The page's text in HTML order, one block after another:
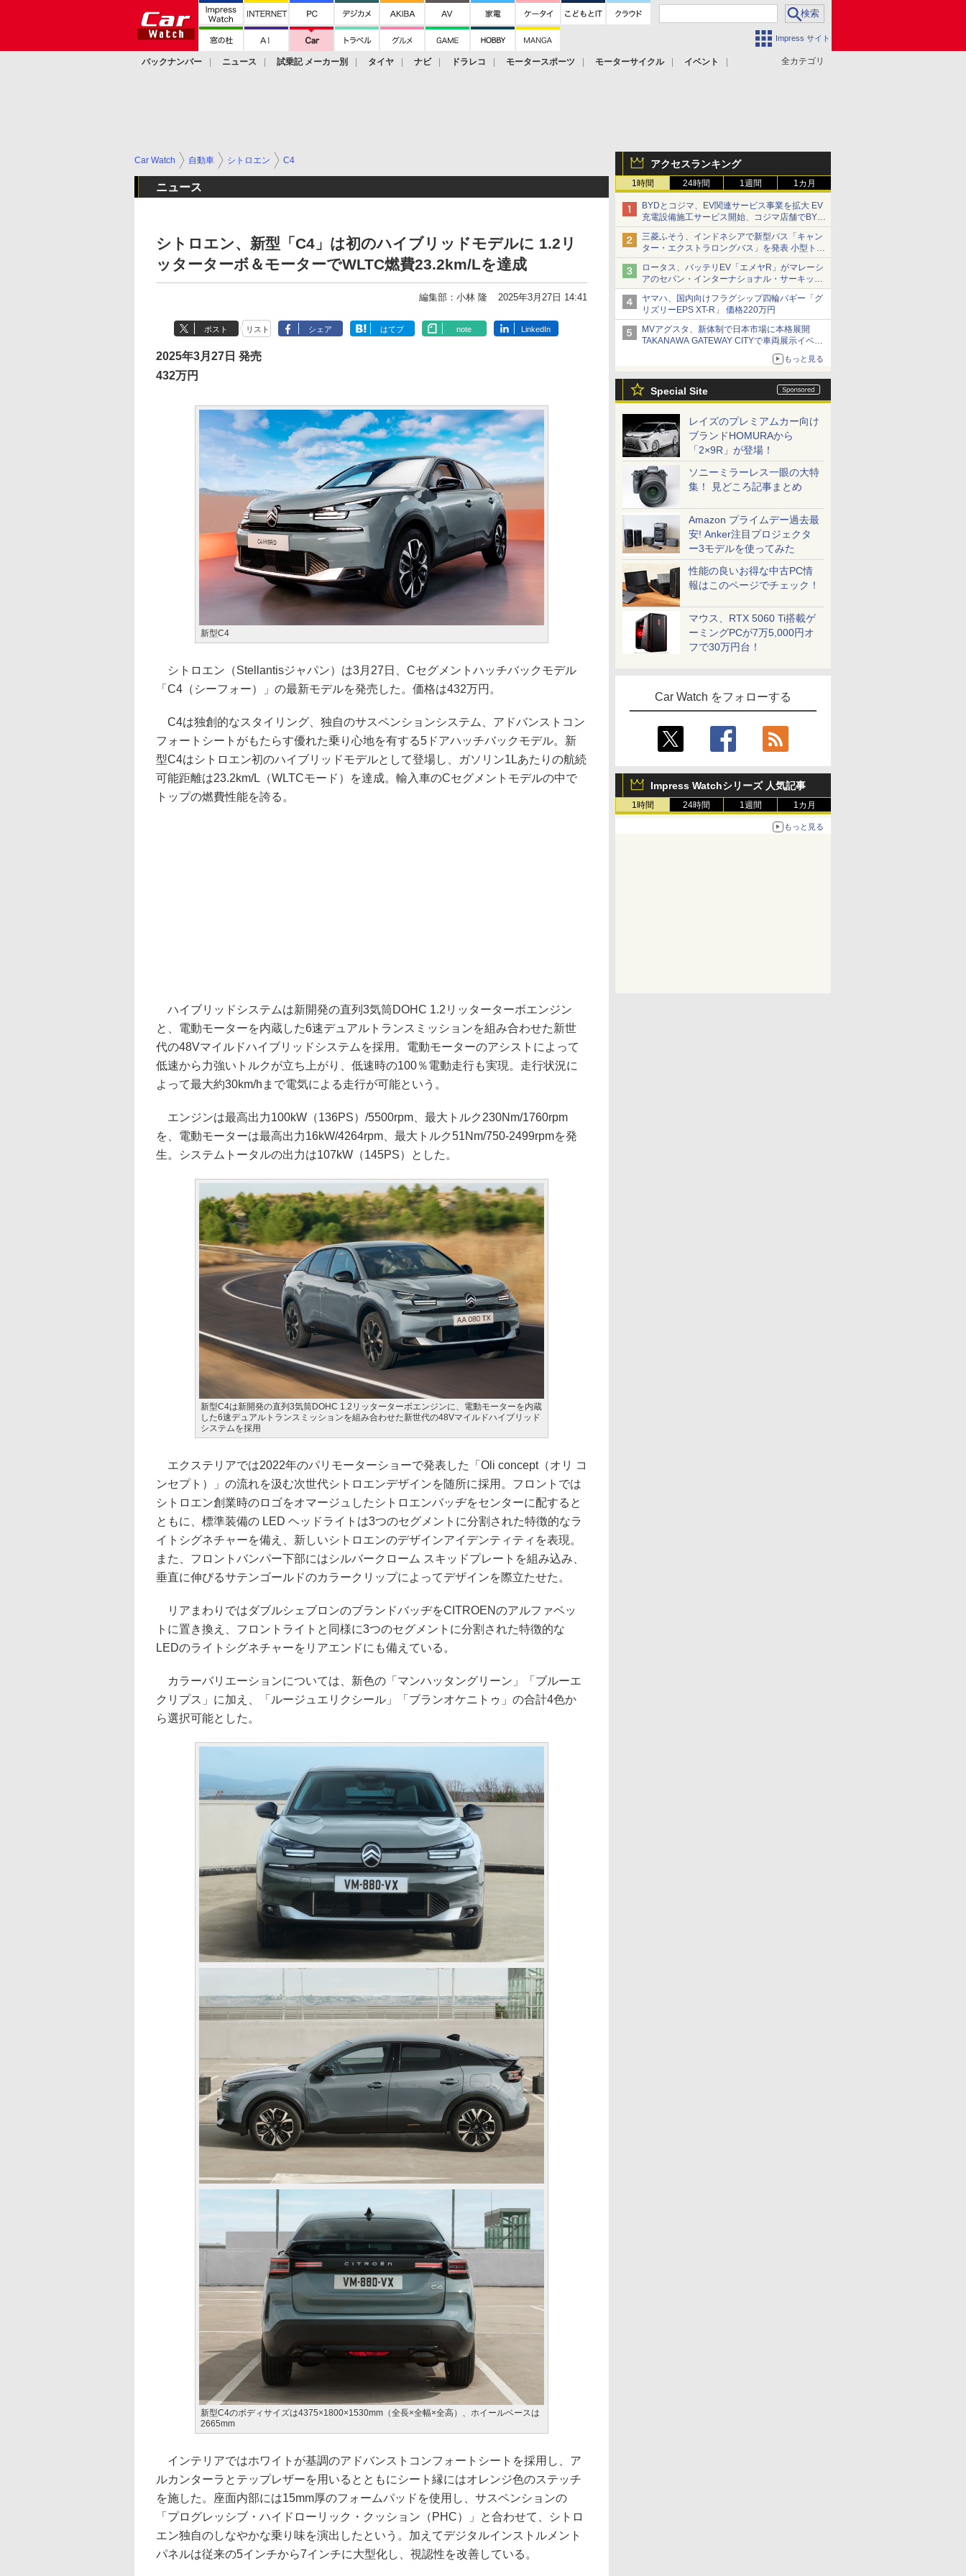
Impress サイト
全カテゴリ
バックナンバー ニュース 試乗記 メーカー別 タイヤ ナビ ドラレコ モータースポーツ モーターサイクル
イベント
アクセスランキング
1時間 24時間 1週間 1カ月
BYDとコジマ、EV関連サービス事業を拡大 EV
充電設備施工サービス開始、コジマ店舗でBYD
車の展示・試乗イベントを強化
三菱ふそう、インドネシアで新型バス「キャン
ター・エクストラロングバス」を発表 小型トラ
ックベースの観光・旅客輸送向けバス
ロータス、バッテリEV「エメヤR」がマレーシ
アのセパン・インターナショナル・サーキット
のBEV最速タイムを樹立
ヤマハ、国内向けフラグシップ四輪バギー「グ
リズリーEPS XT-R」 価格220万円
MVアグスタ、新体制で日本市場に本格展開
TAKANAWA GATEWAY CITYで車両展示イベン
もっと見る
Special Site
レイズのプレミアムカー向け
ブランドHOMURAから
「2×9R」が登場！
ソニーミラーレス一眼の大特
集！ 見どころ記事まとめ
Amazon プライムデー過去最
安! Anker注目プロジェクタ
ー3モデルを使ってみた
性能の良いお得な中古PC情
報はこのページでチェック！
マウス、RTX 5060 Ti搭載ゲ
ーミングPCが7万5,000円オ
フで30万円台！
Car Watch をフォローする
Impress Watchシリーズ 人気記事
1時間 24時間 1週間 1カ月
もっと見る
Car Watch 自動車 シトロエン C4
ニュース
シトロエン、新型「C4」は初のハイブリッドモデルに 1.2リ
ッターターボ＆モーターでWLTC燃費23.2km/Lを達成
編集部：小林 隆 2025年3月27日 14:41
ポスト リスト シェア はてブ note LinkedIn
2025年3月27日 発売
432万円
新型C4
シトロエン（Stellantisジャパン）は3月27日、Cセグメントハッチバックモデル
「C4（シーフォー）」の最新モデルを発売した。価格は432万円。
C4は独創的なスタイリング、独自のサスペンションシステム、アドバンストコン
フォートシートがもたらす優れた乗り心地を有する5ドアハッチバックモデル。新
型C4はシトロエン初のハイブリッドモデルとして登場し、ガソリン1Lあたりの航続
可能距離は23.2km/L（WLTCモード）を達成。輸入車のCセグメントモデルの中で
トップの燃費性能を誇る。
ハイブリッドシステムは新開発の直列3気筒DOHC 1.2リッターターボエンジン
と、電動モーターを内蔵した6速デュアルトランスミッションを組み合わせた新世
代の48Vマイルドハイブリッドシステムを採用。電動モーターのアシストによって
低速から力強いトルクが立ち上がり、低速時の100％電動走行も実現。走行状況に
よって最大約30km/hまで電気による走行が可能という。
エンジンは最高出力100kW（136PS）/5500rpm、最大トルク230Nm/1760rpm
を、電動モーターは最高出力16kW/4264rpm、最大トルク51Nm/750-2499rpmを発
生。システムトータルの出力は107kW（145PS）とした。
新型C4は新開発の直列3気筒DOHC 1.2リッターターボエンジンに、電動モーターを内蔵
した6速デュアルトランスミッションを組み合わせた新世代の48Vマイルドハイブリッド
システムを採用
エクステリアでは2022年のパリモーターショーで発表した「Oli concept（オリ コ
ンセプト）」の流れを汲む次世代シトロエンデザインを随所に採用。フロントでは
シトロエン創業時のロゴをオマージュしたシトロエンバッヂをセンターに配すると
ともに、標準装備の LED ヘッドライトは3つのセグメントに分割された特徴的なラ
イトシグネチャーを備え、新しいシトロエンのデザインアイデンティティを表現。
また、フロントバンパー下部にはシルバークローム スキッドプレートを組み込み、
垂直に伸びるサテンゴールドのカラークリップによってデザインを際立たせた。
リアまわりではダブルシェブロンのブランドバッヂをCITROENのアルファベッ
トに置き換え、フロントライトと同様に3つのセグメントに分割された特徴的な
LEDのライトシグネチャーをリアエンドにも備えている。
カラーバリエーションについては、新色の「マンハッタングリーン」「ブルーエ
クリプス」に加え、「ルージュエリクシール」「ブランオケニトゥ」の合計4色か
ら選択可能とした。
新型C4のボディサイズは4375×1800×1530mm（全長×全幅×全高）、ホイールベースは
2665mm
インテリアではホワイトが基調のアドバンストコンフォートシートを採用し、ア
ルカンターラとテップレザーを用いるとともにシート縁にはオレンジ色のステッチ
を施した。座面内部には15mm厚のフォームパッドを使用し、サスペンションの
「プログレッシブ・ハイドローリック・クッション（PHC）」と合わせて、シトロ
エン独自のしなやかな乗り味を演出したという。加えてデジタルインストルメント
パネルは従来の5インチから7インチに大型化し、視認性を改善している。